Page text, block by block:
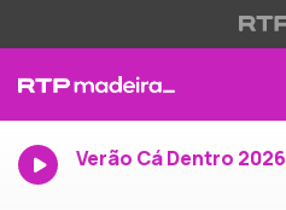
Verão Cá Dentro 2026